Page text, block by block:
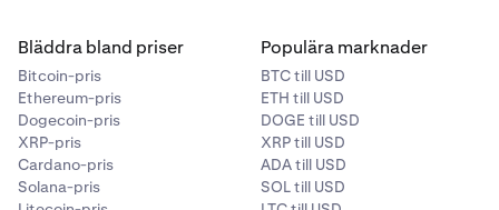
Bläddra bland priser
Bitcoin-pris
Ethereum-pris
Dogecoin-pris
XRP-pris
Cardano-pris
Solana-pris
Populära marknader
BTC till USD
ETH till USD
DOGE till USD
XRP till USD
ADA till USD
SOL till USD